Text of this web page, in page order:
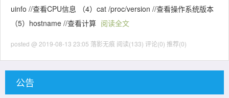
uinfo //查看CPU信息 （4）cat /proc/version //查看操作系统版本
（5）hostname //查看计算 阅读全文
posted @ 2019-08-13 23:05 落影无痕 阅读(133) 评论(0) 推荐(0)
公告